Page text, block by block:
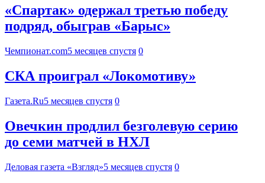
«Спартак» одержал третью победу
подряд, обыграв «Барыс»
Чемпионат.com5 месяцев спустя 0
СКА проиграл «Локомотиву»
Газета.Ru5 месяцев спустя 0
Овечкин продлил безголевую серию
до семи матчей в НХЛ
Деловая газета «Взгляд»5 месяцев спустя 0